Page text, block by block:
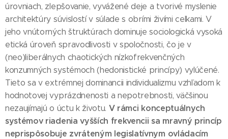
úrovniach, zlepšovanie, vyvážené deje a tvorivé myslenie
architektúry súvislostí v súlade s obrími živími celkami. V
jeho vnútorných štruktúrach dominuje sociologická vysoká
etická úroveň spravodlivosti v spoločnosti, čo je v
(neo)liberálnych chaotických nízkofrekvenčných
konzumných systémoch (hedonistické princípy) vylúčené.
Tieto sa v extrémnej dominancii individualizmu vzhľadom k
hodnotovej vyprázdnenosti a nepotrebnosti, väčšinou
nezaujímajú o úctu k životu. V rámci konceptuálnych
systémov riadenia vyšších frekvencii sa mravný princíp
neprispôsobuje zvráteným legislatívnym ovládacím